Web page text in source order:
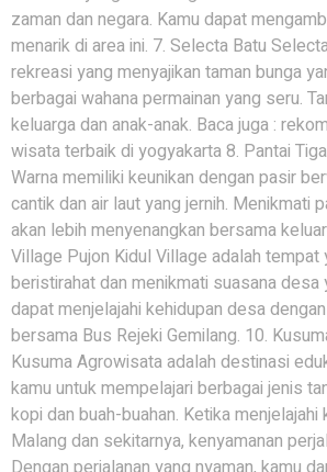
zaman dan negara. Kamu dapat
menarik di area ini. 7. Selecta Batu
rekreasi yang menyajikan taman bunga
berbagai wahana permainan yang seru.
keluarga dan anak-anak. Baca juga :
wisata terbaik di yogyakarta 8. Pantai
Warna memiliki keunikan dengan pasir
cantik dan air laut yang jernih. Menikmati
akan lebih menyenangkan bersama
Village Pujon Kidul Village adalah tempat
beristirahat dan menikmati suasana desa
dapat menjelajahi kehidupan desa
bersama Bus Rejeki Gemilang. 10.
Kusuma Agrowisata adalah destinasi
kamu untuk mempelajari berbagai jenis
kopi dan buah-buahan. Ketika menjelajahi
Malang dan sekitarnya, kenyamanan